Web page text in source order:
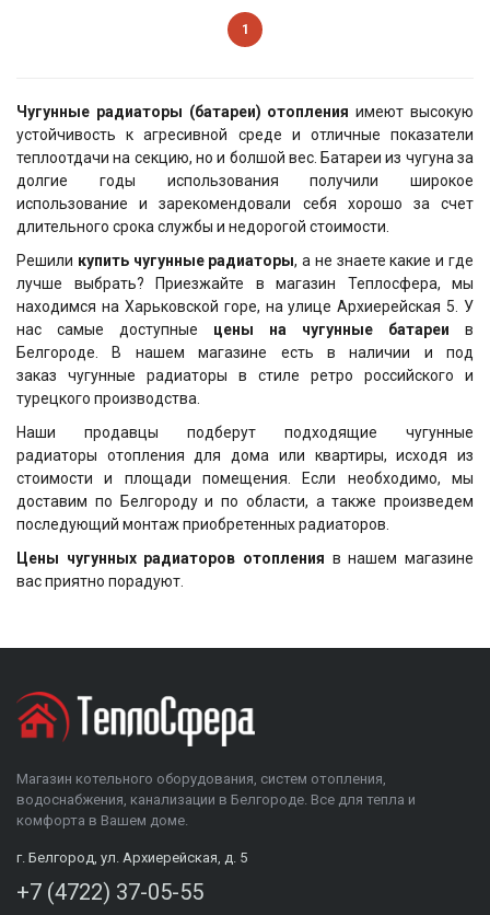
1
Чугунные радиаторы (батареи) отопленияимеют высокую
устойчивость к агресивной среде и отличные показатели
теплоотдачи на секцию, но и болшой вес. Батареи из чугуна за
долгие годы использования получили широкое
использование и зарекомендовали себя хорошо за счет
длительного срока службы и недорогой стоимости.
Решили купить чугунные радиаторы, а не знаете какие и где
лучше выбрать? Приезжайте в магазин Теплосфера, мы
находимся на Харьковской горе, на улице Архиерейская 5. У
нас самые доступные цены на чугунные батареи в
Белгороде. В нашем магазине есть в наличии и под
заказ чугунные радиаторы в стиле ретро российского и
турецкого производства.
Наши продавцы подберут подходящие чугунные
радиаторы отопления для дома или квартиры, исходя из
стоимости и площади помещения. Если необходимо, мы
доставим по Белгороду и по области, а также произведем
последующий монтаж приобретенных радиаторов.
Цены чугунных радиаторов отопления в нашем магазине
вас приятно порадуют.
Магазин котельного оборудования, систем отопления,
водоснабжения, канализации в Белгороде. Все для тепла и
комфорта в Вашем доме.
г. Белгород, ул. Архиерейская, д. 5
+7 (4722) 37-05-55